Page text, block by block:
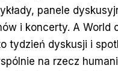
panele
i koncerty. A World
tydzień dyskusji i
na rzecz